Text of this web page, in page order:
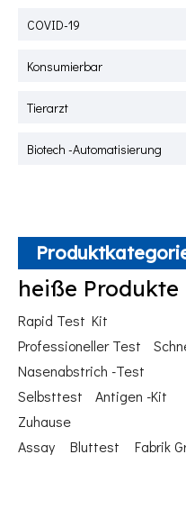
COVID-19
Konsumierbar
Tierarzt
Biotech -Automatisierung
heiße Produkte
Rapid Test Kit
Professioneller Test
Nasenabstrich -Test
Selbsttest
Antigen -Kit
Zuhause
Assay
Bluttest Fabrik